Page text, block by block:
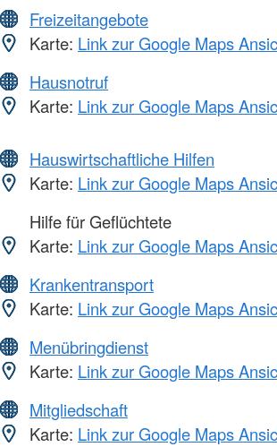
Freizeitangebote
Karte: Link zur Google Maps
Hausnotruf
Karte: Link zur Google Maps
Hauswirtschaftliche Hilfen
Karte: Link zur Google Maps
Hilfe für Geflüchtete
Karte: Link zur Google Maps
Krankentransport
Karte: Link zur Google Maps
Menübringdienst
Karte: Link zur Google Maps
Mitgliedschaft
Karte: Link zur Google Maps